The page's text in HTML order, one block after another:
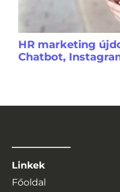
HR marketing
Chatbot,
Linkek
Főoldal